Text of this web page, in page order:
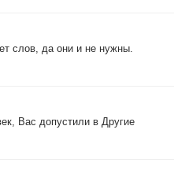
слов, да они и не нужны.
Вас допустили в Другие